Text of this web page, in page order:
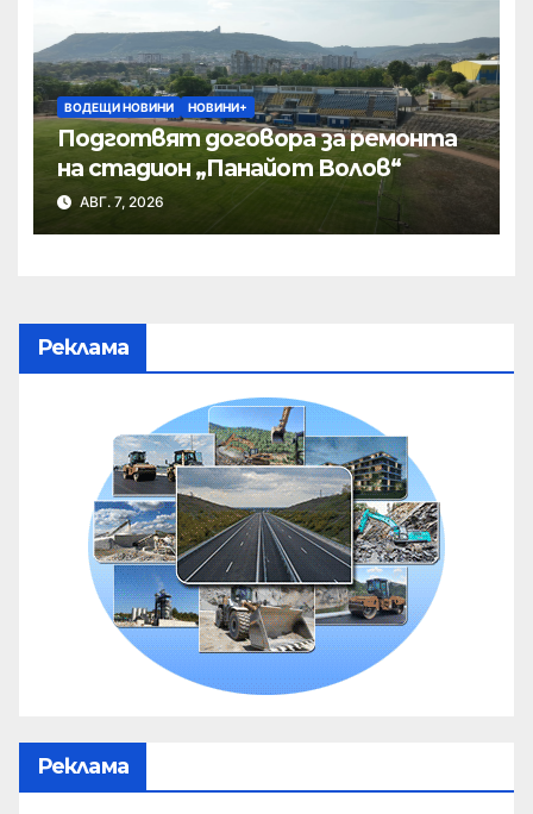
ВОДЕЩИ НОВИНИ НОВИНИ+
Подготвят договора за ремонта
на стадион „Панайот Волов“
АВГ. 7, 2026
Реклама
Реклама